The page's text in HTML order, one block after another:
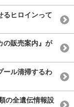
るヒロインって
の販売案内』が
ール清掃するわ
の全遺伝情報設